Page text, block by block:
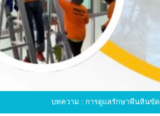
ขัดพื้นหินขัด อบต.แหลมบัวนครปฐม
ขัดพื้นหินอ่อน โทร.0616596065 ไลน์ WCS1
บทความ : การดูแลรักษาพื้นหินขัด